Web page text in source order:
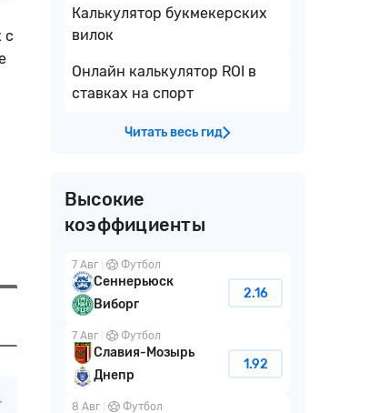
с
Калькулятор букмекерских
вилок
Онлайн калькулятор ROI в
ставках на спорт
Читать весь гид
Высокие
коэффициенты
7 Авг Футбол
Сеннерьюск
Виборг
2.16
7 Авг Футбол
Славия-Мозырь
Днепр
1.92
8 Авг Футбол